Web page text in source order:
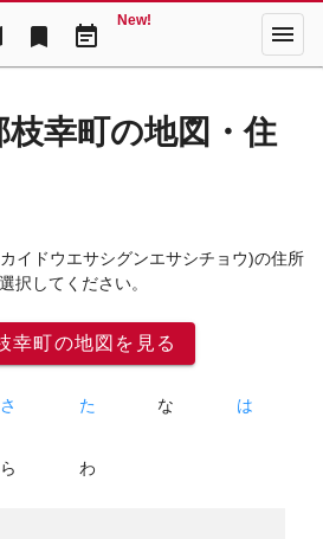
bookmark event_note
New! menu
枝幸町の地図・住
イドウエサシグンエサシチョウ)の住所
択してください。
幸町の地図を見る
さ た な は
ら わ